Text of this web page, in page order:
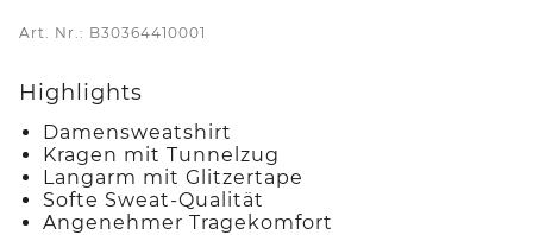
Art. Nr.: B30364410001
Highlights
Damensweatshirt
Kragen mit Tunnelzug
Langarm mit Glitzertape
Softe Sweat-Qualität
Angenehmer Tragekomfort